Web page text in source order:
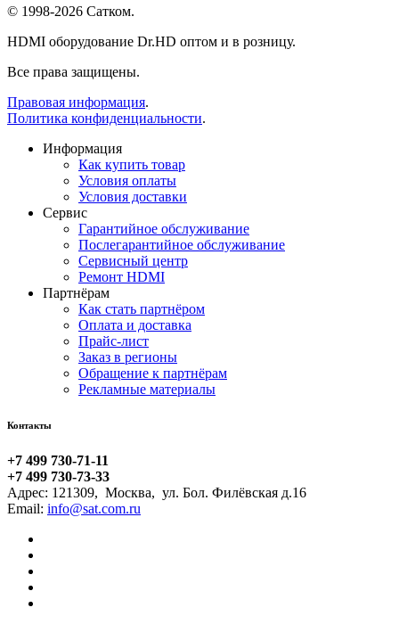
© 1998-2026 Сатком.
HDMI оборудование Dr.HD оптом и в розницу.
Все права защищены.
Правовая информация.
Политика конфиденциальности.
Информация
Как купить товар
Условия оплаты
Условия доставки
Сервис
Гарантийное обслуживание
Послегарантийное обслуживание
Сервисный центр
Ремонт HDMI
Партнёрам
Как стать партнёром
Оплата и доставка
Прайс-лист
Заказ в регионы
Обращение к партнёрам
Рекламные материалы
Контакты
+7 499 730-71-11
+7 499 730-73-33
Адрес: 121309, Москва, ул. Бол. Филёвская д.16
Email: